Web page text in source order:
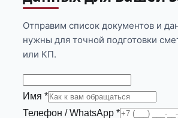
Отправим список документов и
нужны для точной подготовки
или КП.
Имя *
Телефон / WhatsApp *